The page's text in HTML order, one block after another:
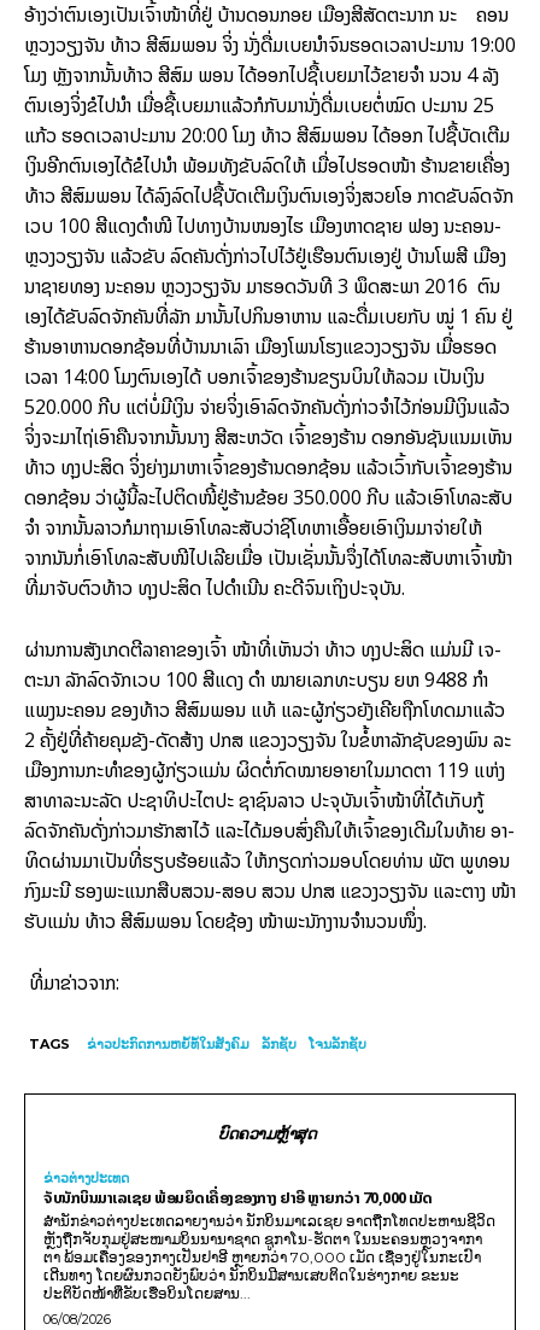
ອ້າງ​ວ່າ​ຕົນ​ເອງ​ເປັນ​ເຈົ້າ​ໜ້າ­ທີ່​ຢູ່ ບ້ານ​ດອນ​ກອຍ ເມືອງ​ສີ​ສັດ­ຕະ​ນາກ ນະ ຄອນ​
ຫຼວງ​ວຽງ​ຈັນ ທ້າວ ສີ​ສົມ​ພອນ ຈິ່ງ ນັ່ງ​ດື່ມ​ເບຍ​ນຳ​ຈົນ​ຮອດ​ເວ­ລາ​ປະ­ມານ 19:00
ໂມງ ຫຼັງ​ຈາກ​ນັ້ນ​ທ້າວ ສີ​ສົມ ພອນ ໄດ້​ອອກ​ໄປ​ຊື້​ເບຍ​ມາ​ໄວ້​ຂາຍ​ຈຳ ນວນ 4 ລັງ
ຕົນ​ເອງ​ຈິ່ງ​ຂໍ​ໄປ​ນຳ ເມື່ອ​ຊື້ເບຍ​ມາ​ແລ້ວ​ກໍ​ກັບ​ມາ​ນັ່ງ​ດື່ມ​ເບຍ​ຕໍ່​ໝົດ ປະ­ມານ 25
ແກ້ວ ຮອດ​ເວ­ລາ​ປະ­ມານ 20:00 ໂມງ ທ້າວ ສີ​ສົມ​ພອນ ໄດ້​ອອກ ໄປ​ຊື້​ບັດ​ເຕີມ​
ເງິນ​ອີກ​ຕົນ​ເອງ​ໄດ້​ຂໍ​ໄປ​ນຳ ພ້ອມ​ທັງ​ຂັບ​ລົດ​ໃຫ້ ເມື່ອ​ໄປ​ຮອດ​ໜ້າ ຮ້ານ​ຂາຍ­ເຄື່ອງ
ທ້າວ ສີ​ສົມ​ພອນ ໄດ້​ລົງລົດ​ໄປ​ຊື້​ບັດ​ເຕີມ​ເງິນ​ຕົນ​ເອງ​ຈິ່ງ​ສວຍ​ໂອ ກາດ​ຂັບ​ລົດ­ຈັກ​
ເວບ 100 ສີ­ແດງ​ດຳ​ໜີ ໄປ​ທາງ​ບ້ານ​ໜອງ​ໄຮ ເມືອງ​ຫາດ​ຊາຍ ຟອງ ນະ­ຄອນ­
ຫຼວງ​ວຽງ​ຈັນ ແລ້ວ​ຂັບ ລົດ​ຄັນ​ດັ່ງ­ກ່າວ​ໄປ​ໄວ້​ຢູ່​ເຮືອນ​ຕົນ​ເອງ​ຢູ່ ບ້ານ​ໂພ​ສີ ເມືອງ​
ນາ​ຊາຍ​ທອງ ນະ­ຄອນ ຫຼວງ​ວຽງ​ຈັນ ມາ​ຮອດ​ວັນ​ທີ 3 ພຶດ­ສະ­ພາ 2016 ຕົນ​
ເອງ​ໄດ້​ຂັບ​ລົດ­ຈັກ​ຄັນ​ທີ່​ລັກ ມາ​ນັ້ນ​ໄປ​ກິນ​ອາ­ຫານ ແລະ​ດື່ມ​ເບຍ​ກັບ ໝູ່ 1 ຄົນ ຢູ່​
ຮ້ານ​ອາ­ຫານ​ດອກ​ຊ້ອນ​ທີ່​ບ້ານນາ​ເລົາ ເມືອງ​ໂພນ​ໂຮງ​ແຂວງ​ວຽງ​ຈັນ ເມື່ອ​ຮອດ​
ເວ­ລາ 14:00 ໂມງ​ຕົນ​ເອງ​ໄດ້ ບອກ​ເຈົ້າ​ຂອງ​ຮ້ານ​ຂຽນ​ບິນ​ໃຫ້​ລວມ ເປັນ​ເງິນ
520.000 ກີບ ແຕ່​ບໍ່​ມີ​ເງິນ ຈ່າຍ​ຈິ່ງ​ເອົາ​ລົດ­ຈັກ​ຄັນ​ດັ່ງ­ກ່າວ​ຈຳ​ໄວ້ກ່ອນ​ມີ​ເງິນ​ແລ້ວ​
ຈິ່ງ​ຈະ​ມາ​ໄຖ່​ເອົາ​ຄືນຈາກ​ນັ້ນ​ນາງ ສີ­ສະ​ຫວັດ ເຈົ້າ​ຂອງ​ຮ້ານ ດອກ​ອັນ​ຊັນ​ແນມ​ເຫັນ
ທ້າວ ທຸງ​ປະ­ສິດ ຈິ່ງ​ຍ່າງ​ມາ​ຫາ​ເຈົ້າ​ຂອງ​ຮ້ານ​ດອກ​ຊ້ອນ ແລ້ວ​ເວົ້າ​ກັບ​ເຈົ້າ​ຂອງ​ຮ້ານ​
ດອກ​ຊ້ອນ ວ່າ​ຜູ້​ນີ້​ລະ​ໄປ​ຕິດ​ໜີ້​ຢູ່​ຮ້ານ​ຂ້ອຍ 350.000 ກີບ ແລ້ວ​ເອົາ​ໂທລະ­ສັບ​
ຈຳ ຈາກ​ນັ້ນ​ລາວ​ກໍ​ມາ​ຖາມ​ເອົາ​ໂທລະ­ສັບ​ວ່າ​ຊິ​ໂທ​ຫາ​ເອື້ອຍ​ເອົາ​ເງິນ​ມາ​ຈ່າຍ​ໃຫ້
ຈາກ​ນັນ​ກໍ່​ເອົາ​ໂທລະ­ສັບ​ໜີ​ໄປ​ເລີຍ​ເມື່ອ ເປັນ​ເຊັ່ນ​ນັ້ນ​ຈຶ່ງ​ໄດ້​ໂທລະ­ສັບ​ຫາ​ເຈົ້າ​ໜ້າ
ທີ່​ມາ​ຈັບ​ຕົວ​ທ້າວ ທຸງ​ປະ­ສິດ ໄປ​ດຳ­ເນີນ ຄະ­ດີ​ຈົນ​ເຖິງ​ປະ­ຈຸ​ບັນ.
ຜ່ານ​ການ​ສັງ­ເກດ​ຕີ​ລາ­ຄາ​ຂອງ​ເຈົ້າ ໜ້າ­ທີ່​ເຫັນ​ວ່າ ທ້າວ ທຸງ​ປະ­ສິດ ແມ່ນ​ມີ ເຈ­
ຕະ­ນາ ລັກ​ລົດ­ຈັກ​ເວບ 100 ສີ­ແດງ ດຳ ໝາຍ​ເລກ​ທະ­ບຽນ ຍຫ 9488 ກຳ
ແພງ​ນະ­ຄອນ ຂອງ​ທ້າວ ສີ​ສົມ​ພອນ ແທ້ ແລະ​ຜູ້­ກ່ຽວ​ຍັງ​ເຄີຍ​ຖືກ​ໂທດ​ມາ​ແລ້ວ
2 ຄັ້ງ​ຢູ່​ທີ່​ຄ້າຍ​ຄຸມ​ຂັງ-ດັດ​ສ້າງ ປກສ ແຂວງ​ວຽງ​ຈັນ ໃນ​ຂໍ້​ຫາ​ລັກ​ຊັບ​ຂອງ​ພົນ ລະ​
ເມືອງ​ການ​ກະ­ທຳ​ຂອງ​ຜູ້­ກ່ຽວ​ແມ່ນ ຜິດ​ຕໍ່​ກົດ­ໝາຍ​ອາ­ຍາ​ໃນ​ມາດ­ຕາ 119 ແຫ່ງ​
ສາ­ທາ­ລະ­ນະ​ລັດ ປະ­ຊາ­ທິ­ປະ­ໄຕ​ປະ ຊາ​ຊົນ​ລາວ ປະ­ຈຸ​ບັນ​ເຈົ້າ​ໜ້າ­ທີ່​ໄດ້​ເກັບ​ກູ້
ລົດ­ຈັກ​ຄັນ​ດັ່ງ­ກ່າວ​ມາ​ຮັກ­ສາ​ໄວ້ ແລະ​ໄດ້ມອບ​ສົ່ງ​ຄືນ​ໃຫ້​ເຈົ້າ​ຂອງ​ເດີມ​ໃນ​ທ້າຍ ອາ­
ທິດ​ຜ່ານ​ມາ​ເປັນ​ທີ່​ຮຽບ​ຮ້ອຍ​ແລ້ວ ໃຫ້​ກຽດ​ກ່າວ​ມອບ​ໂດຍ​ທ່ານ ພັຕ ພູ­ທອນ
ກົງ​ມະ­ນີ ຮອງ​ພະ​ແນກ​ສືບ­ສວນ-ສອບ ສວນ ປກສ ແຂວງ​ວຽງ​ຈັນ ແລະ​ຕາງ ໜ້າ​
ຮັບ​ແມ່ນ ທ້າວ ສີ​ສົມ​ພອນ ໂດຍ​ຊ້ອງ ໜ້າ​ພະ­ນັກ­ງານ​ຈຳ­ນວນ​ໜຶ່ງ.
ທີ່ມາຂ່າວຈາກ:
TAGS ຂ່າວປະກົດການຫຍໍ້ທໍ້ໃນສັງຄົມ ລັກຊັບ ໂຈນລັກຊັບ
ບົດຄວາມຫຼ້າສຸດ
ຂ່າວຕ່າງປະເທດ
ຈັບນັກບິນມາເລເຊຍ ພ້ອມຍຶດເຄື່ອງຂອງກາງ ຢາອີ ຫຼາຍກວ່າ 70,000 ເມັດ
ສຳນັກຂ່າວຕ່າງປະເທດລາຍງານວ່າ ນັກບິນມາເລເຊຍ ອາດຖືກໂທດປະຫານຊີວິດ
ຫຼັງຖືກຈັບກຸມຢູ່ສະໜາມບິນນານາຊາດ ຊູກາໂນ-ຮັດຕາ ໃນນະຄອນຫຼວງຈາກາ
ຕາ ພ້ອມເຄື່ອງຂອງກາງເປັນຢາອີ ຫຼາຍກວ່າ 70,000 ເມັດ ເຊື່ອງຢູ່ໃນກະເປົາ
ເດີນທາງ ໂດຍຜົນກວດຍັງພົບວ່າ ນັກບິນມີສານເສບຕິດໃນຮ່າງກາຍ ຂະນະ
ປະຕິບັດໜ້າທີ່ຂັບເຮືອບິນໂດຍສານ...
06/08/2026